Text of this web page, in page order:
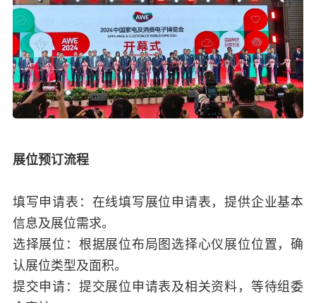
展位预订流程
填写申请表：在线填写展位申请表，提供企业基本
信息及展位需求。
选择展位：根据展位布局图选择心仪展位位置，确
认展位类型及面积。
提交申请：提交展位申请表及相关资料，等待组委